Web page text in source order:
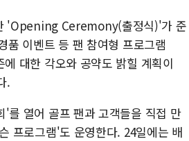
'Opening Ceremony(출정식)'가 준
품 이벤트 등 팬 참여형 프로그램
대한 각오와 공약도 밝힐 계획이
.
를 열어 골프 팬과 고객들을 직접 만
프로그램'도 운영한다. 24일에는 배